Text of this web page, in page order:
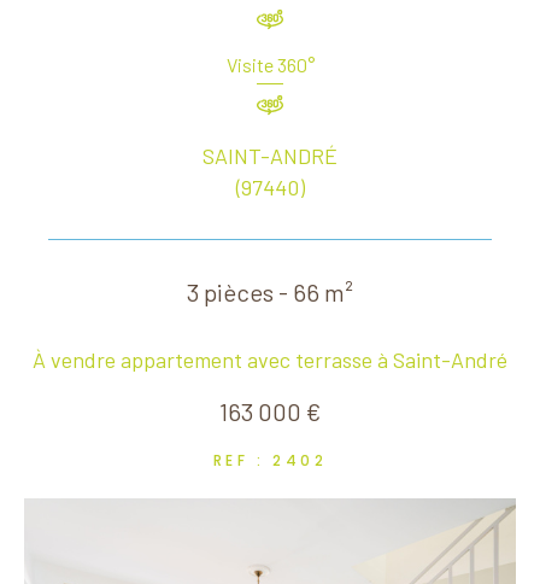
Visite 360°
SAINT-ANDRÉ
(97440)
3 pièces - 66 m²
À vendre appartement avec terrasse à Saint-André
163 000 €
REF : 2402